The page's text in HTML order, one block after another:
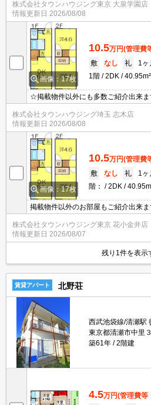
バー1のタウンハウジングまで。
株式会社タウンハウジング東京 大泉学園店
情報更新日 2026/08/08
画像：17枚
10.5万円(管理費
敷
なし 礼
1ヶ
1階
2DK 40.95m²
☆掲載物件以外にも多数ご紹介出来
お探しさせて頂きます♪
株式会社タウンハウジング埼玉 志木店
情報更新日 2026/08/08
画像：17枚
10.5万円(管理費
敷
なし 礼
1ヶ
階：
2DK
掲載物件以外のお部屋もご紹介出来ま
丁寧にご対応させていただきます。
す！お気軽にお問い合わせ下さい☆★
株式会社タウンハウジング東京 花小金井店
情報更新日 2026/08/07
残り1件を表示
賃貸アパート 北野荘
西武池袋線/清瀬駅
東京都清瀬市中里
築61年
2階建
4.5万円(管理費等